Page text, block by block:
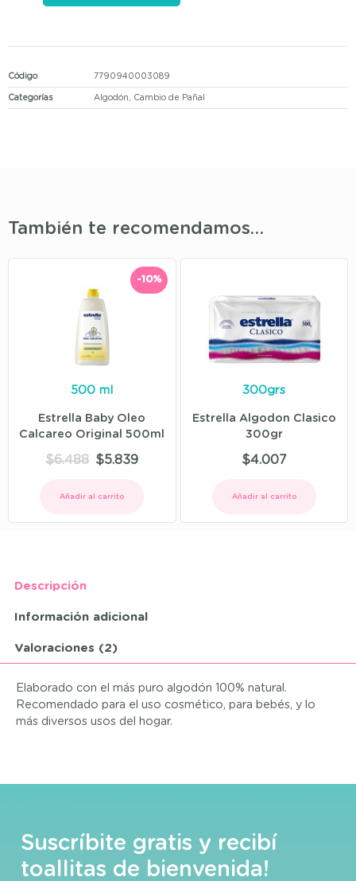
Código 7790940003089
Categorías Algodón , Cambio de Pañal
También te recomendamos…
-10%
500 ml
Estrella Baby Oleo
Calcareo Original 500ml
$6.488 $5.839
Añadir al carrito
300grs
Estrella Algodon Clasico
300gr
$4.007
Añadir al carrito
Descripción
Información adicional
Valoraciones (2)
Elaborado con el más puro algodón 100% natural.
Recomendado para el uso cosmético, para bebés, y lo
más diversos usos del hogar.
Suscríbite gratis y recibí
toallitas de bienvenida!